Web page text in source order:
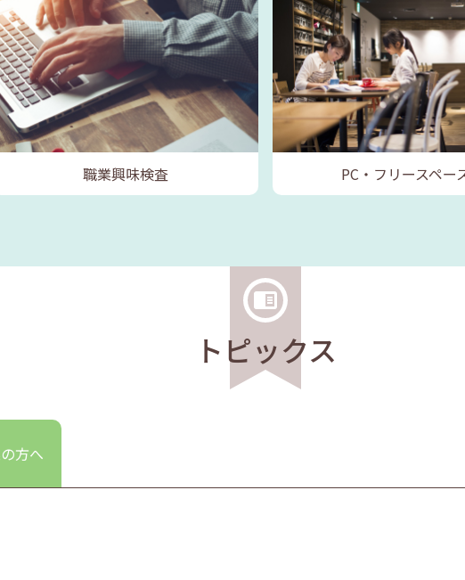
職業興味検査 PC・フリースペー
トピックス
方へ